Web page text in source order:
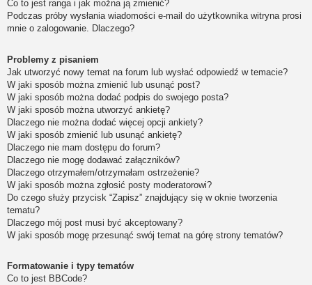
Co to jest ranga i jak można ją zmienić?
Podczas próby wysłania wiadomości e-mail do użytkownika witryna prosi
mnie o zalogowanie. Dlaczego?
Problemy z pisaniem
Jak utworzyć nowy temat na forum lub wysłać odpowiedź w temacie?
W jaki sposób można zmienić lub usunąć post?
W jaki sposób można dodać podpis do swojego posta?
W jaki sposób można utworzyć ankietę?
Dlaczego nie można dodać więcej opcji ankiety?
W jaki sposób zmienić lub usunąć ankietę?
Dlaczego nie mam dostępu do forum?
Dlaczego nie mogę dodawać załączników?
Dlaczego otrzymałem/otrzymałam ostrzeżenie?
W jaki sposób można zgłosić posty moderatorowi?
Do czego służy przycisk “Zapisz” znajdujący się w oknie tworzenia
tematu?
Dlaczego mój post musi być akceptowany?
W jaki sposób mogę przesunąć swój temat na górę strony tematów?
Formatowanie i typy tematów
Co to jest BBCode?